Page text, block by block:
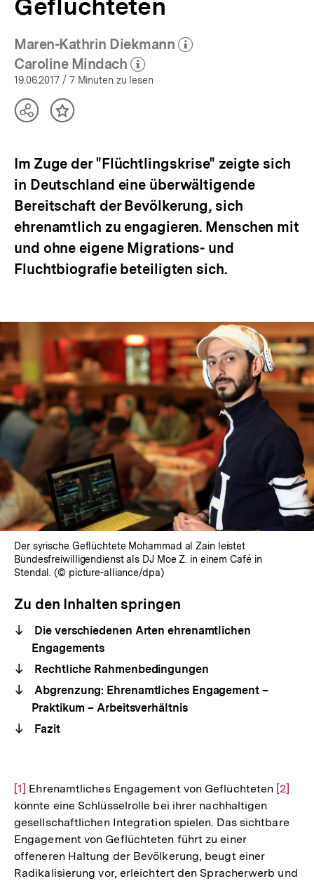
Geflüchteten
Maren-Kathrin Diekmann
(Mehr zum Autor)
Caroline Mindach
(Mehr zum Autor)
öffnen
19.06.2017 / 7 Minuten zu lesen
TeilenInhalt
Im Zuge der "Flüchtlingskrise" zeigte sich
in Deutschland eine überwältigende
Bereitschaft der Bevölkerung, sich
ehrenamtlich zu engagieren. Menschen mit
und ohne eigene Migrations- und
Fluchtbiografie beteiligten sich.
Der syrische Geflüchtete Mohammad al Zain leistet
Bundesfreiwilligendienst als DJ Moe Z. in einem Café in
Stendal. (© picture-alliance/dpa)
Zu den Inhalten springen
Die verschiedenen Arten ehrenamtlichen
Engagements
Rechtliche Rahmenbedingungen
Abgrenzung: Ehrenamtliches Engagement –
Praktikum – Arbeitsverhältnis
Fazit
Zur
Auflösung
der
Fußnote
[1] Ehrenamtliches Engagement von Geflüchteten Zur
der
[2]
könnte eine Schlüsselrolle bei ihrer nachhaltigen
gesellschaftlichen Integration spielen. Das sichtbare
Engagement von Geflüchteten führt zu einer
offeneren Haltung der Bevölkerung, beugt einer
Radikalisierung vor, erleichtert den Spracherwerb und